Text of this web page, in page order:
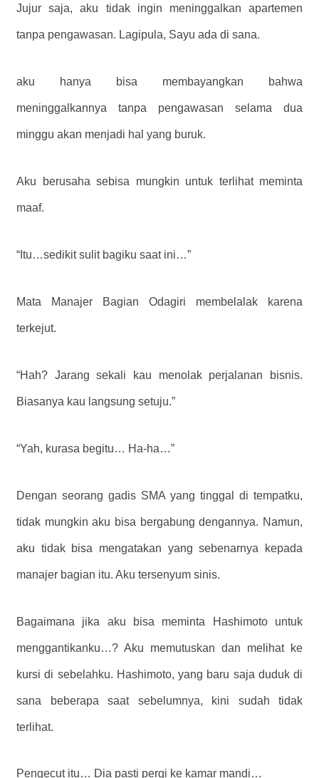
Jujur saja, aku tidak ingin meninggalkan apartemen
tanpa pengawasan. Lagipula, Sayu ada di sana.
aku hanya bisa membayangkan bahwa
meninggalkannya tanpa pengawasan selama dua
minggu akan menjadi hal yang buruk.
Aku berusaha sebisa mungkin untuk terlihat meminta
maaf.
“Itu…sedikit sulit bagiku saat ini…”
Mata Manajer Bagian Odagiri membelalak karena
terkejut.
“Hah? Jarang sekali kau menolak perjalanan bisnis.
Biasanya kau langsung setuju.”
“Yah, kurasa begitu… Ha-ha…”
Dengan seorang gadis SMA yang tinggal di tempatku,
tidak mungkin aku bisa bergabung dengannya. Namun,
aku tidak bisa mengatakan yang sebenarnya kepada
manajer bagian itu. Aku tersenyum sinis.
Bagaimana jika aku bisa meminta Hashimoto untuk
menggantikanku…? Aku memutuskan dan melihat ke
kursi di sebelahku. Hashimoto, yang baru saja duduk di
sana beberapa saat sebelumnya, kini sudah tidak
terlihat.
Pengecut itu… Dia pasti pergi ke kamar mandi…